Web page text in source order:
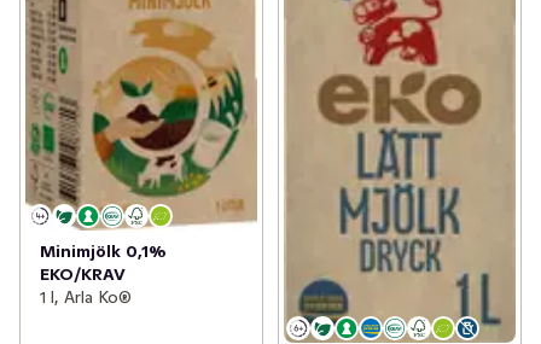
Minimjölk 0,1%
EKO/KRAV
1 l, Arla Ko®